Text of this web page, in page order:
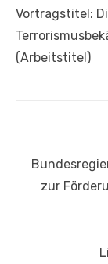
Vortragstitel:
(Arbeitstitel)
Vorheriger
Beitrag:
zur